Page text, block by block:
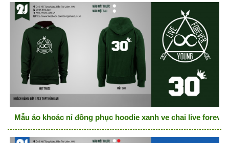
Mẫu áo khoác nỉ đồng phục hoodie xanh ve chai live